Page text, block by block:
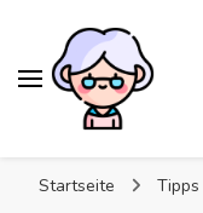
Startseite
Tipps